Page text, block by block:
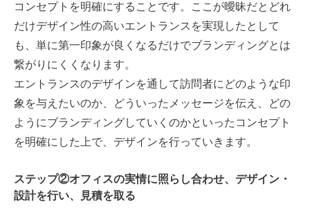
コンセプトを明確にすることです。ここが曖昧だとどれ
だけデザイン性の高いエントランスを実現したとして
も、単に第一印象が良くなるだけでブランディングとは
繋がりにくくなります。
エントランスのデザインを通して訪問者にどのような印
象を与えたいのか、どういったメッセージを伝え、どの
ようにブランディングしていくのかといったコンセプト
を明確にした上で、デザインを行っていきます。
ステップ②オフィスの実情に照らし合わせ、デザイン・
設計を行い、見積を取る